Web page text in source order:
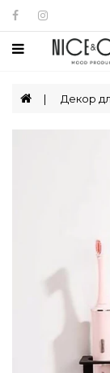
Категорії
Посуд
Декор